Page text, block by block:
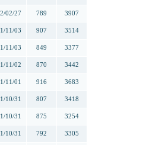
02/27 789 3907
11/03 907 3514
11/03 849 3377
11/02 870 3442
11/01 916 3683
10/31 807 3418
10/31 875 3254
10/31 792 3305